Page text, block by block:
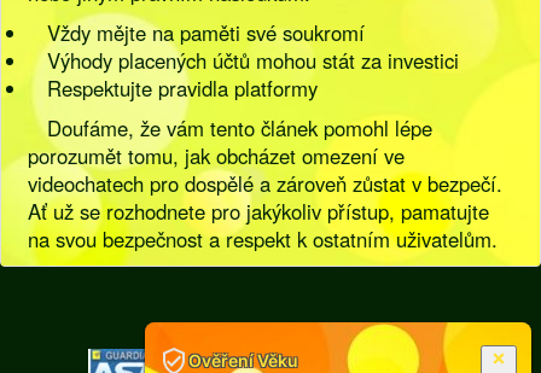
Vždy mějte na paměti své soukromí
Výhody placených účtů mohou stát za investici
Respektujte pravidla platformy
Doufáme, že vám tento článek pomohl lépe
porozumět tomu, jak obcházet omezení ve
videochatech pro dospělé a zároveň zůstat v bezpečí.
Ať už se rozhodnete pro jakýkoliv přístup, pamatujte
na svou bezpečnost a respekt k ostatním uživatelům.
]
Ověření Věku